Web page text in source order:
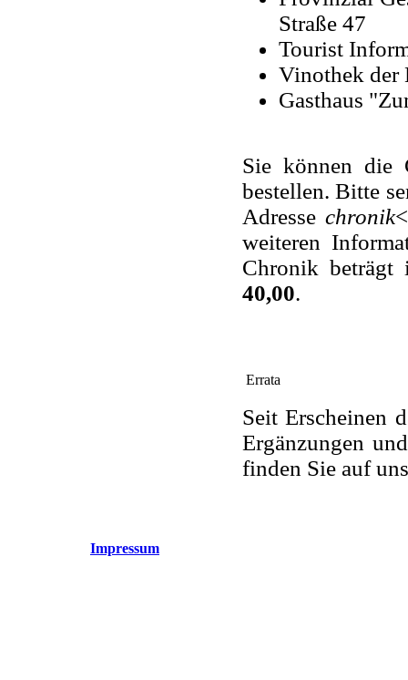
Straße 47
Tourist
Vinothek der
Gasthaus
Sie können die
bestellen. Bitte
Adresse chronik
weiteren
Chronik beträgt
40,00.
Errata
Seit Erscheinen
Ergänzungen
finden Sie auf
Impressum